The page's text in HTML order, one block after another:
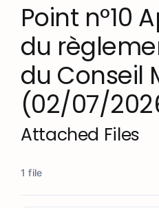
Point n°10
du
du Conseil
(02/07/
Attached Files
1 file